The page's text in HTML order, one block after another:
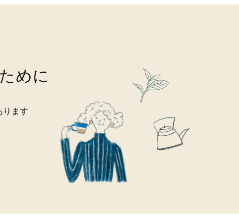
めに
ります